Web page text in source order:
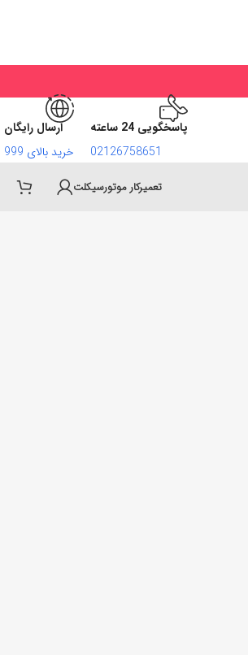
پاسخگویی 24 ساعته
02126758651
ارسال رایگان
خرید بالای 999
تعمیرکار موتورسیکلت